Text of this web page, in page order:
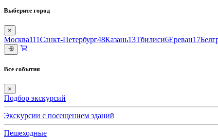
Выберите город
×
Москва111Санкт-Петербург48Казань13Тбилиси6Ереван17
Все события
×
Подбор экскурсий
Экскурсии с посещением зданий
Пешеходные